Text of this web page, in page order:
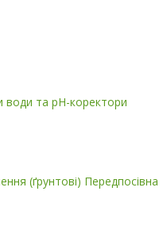
води та pH-коректори
(ґрунтові) Передпосівна